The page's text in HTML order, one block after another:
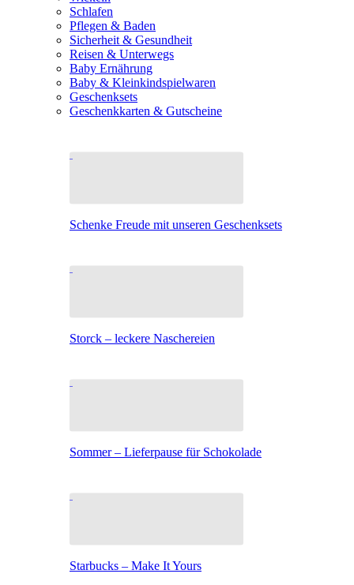
Schlafen
Pflegen & Baden
Sicherheit & Gesundheit
Reisen & Unterwegs
Baby Ernährung
Baby & Kleinkindspielwaren
Geschenksets
Geschenkkarten & Gutscheine
Schenke Freude mit unseren Geschenksets
Storck – leckere Naschereien
Sommer – Lieferpause für Schokolade
Starbucks – Make It Yours